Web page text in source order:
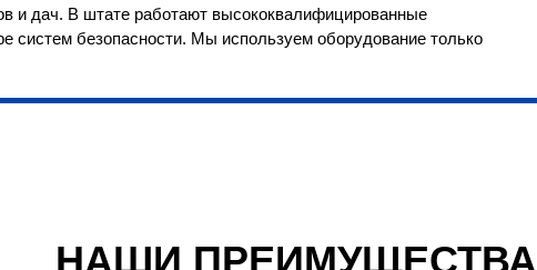
и дач. В штате работают высококвалифицированные
безопасности. Мы используем оборудование только
НАШИ ПРЕИМУЩЕСТВА